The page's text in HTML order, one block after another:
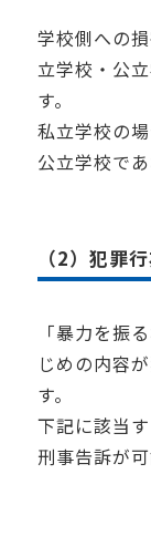
学校側への
立学校・公
す。
私立学校の
公立学校で
（2）犯罪
「暴力を振
じめの内容
す。
下記に該当
刑事告訴が可